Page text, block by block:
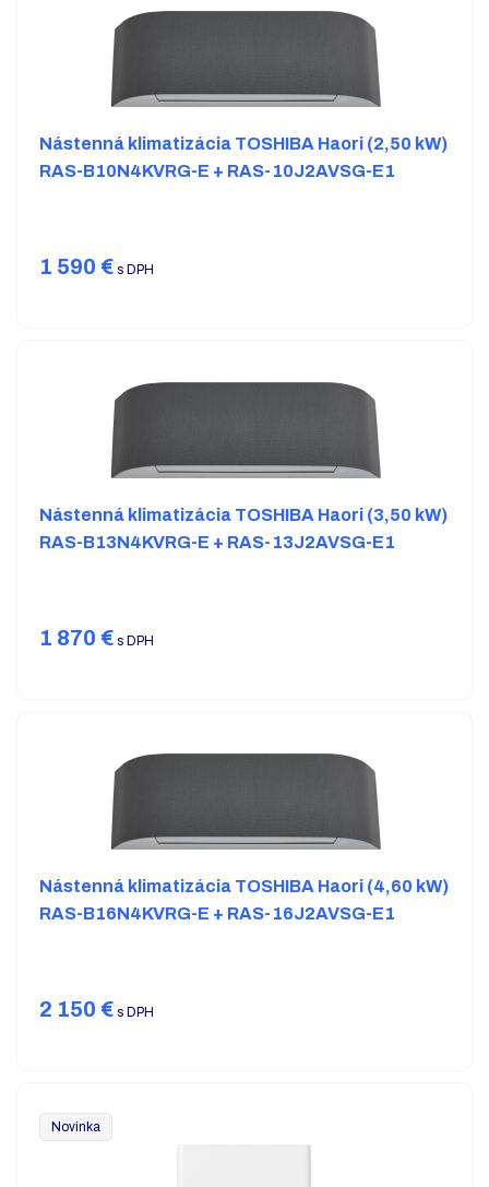
Nástenná klimatizácia TOSHIBA Haori (2,50 kW)
RAS-B10N4KVRG-E + RAS-10J2AVSG-E1
1 590 € s DPH
Nástenná klimatizácia TOSHIBA Haori (3,50 kW)
RAS-B13N4KVRG-E + RAS-13J2AVSG-E1
1 870 € s DPH
Nástenná klimatizácia TOSHIBA Haori (4,60 kW)
RAS-B16N4KVRG-E + RAS-16J2AVSG-E1
2 150 € s DPH
Novinka